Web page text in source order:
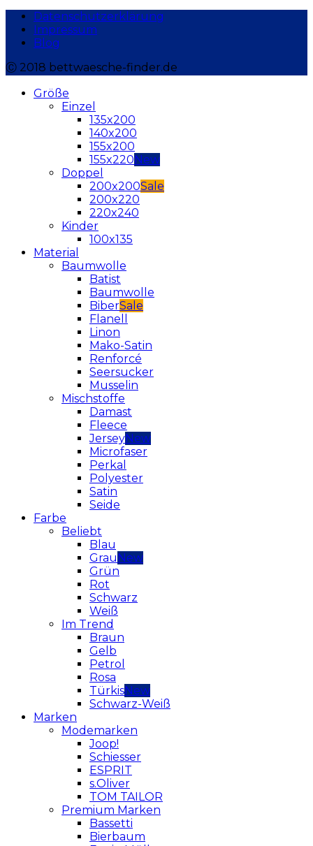
Datenschutzerklärung
Impressum
Blog
Ⓒ 2018 bettwaesche-finder.de
Größe
Einzel
135x200
140x200
155x200
155x220
Doppel
200x200
200x220
220x240
Kinder
100x135
Material
Baumwolle
Batist
Baumwolle
Biber
Flanell
Linon
Mako-Satin
Renforcé
Seersucker
Musselin
Mischstoffe
Damast
Fleece
Jersey
Microfaser
Perkal
Polyester
Satin
Seide
Farbe
Beliebt
Blau
Grau
Grün
Rot
Schwarz
Weiß
Im Trend
Braun
Gelb
Petrol
Rosa
Türkis
Schwarz-Weiß
Marken
Modemarken
Joop!
Schiesser
ESPRIT
s.Oliver
TOM TAILOR
Premium Marken
Bassetti
Bierbaum